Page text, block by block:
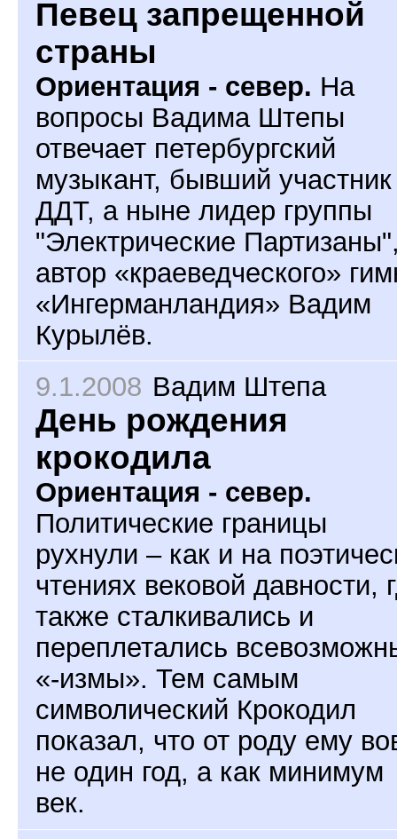
Певец запрещенной
страны
Ориентация - север. На
вопросы Вадима Штепы
отвечает петербургский
музыкант, бывший участник
ДДТ, а ныне лидер группы
"Электрические
автор «краеведческого»
«Ингерманландия» Вадим
Курылёв.
9.1.2008 Вадим Штепа
День рождения
крокодила
Ориентация - север.
Политические границы
рухнули – как и на
чтениях вековой давности,
также сталкивались и
переплетались
«-измы». Тем самым
символический Крокодил
показал, что от роду ему
не один год, а как минимум
век.